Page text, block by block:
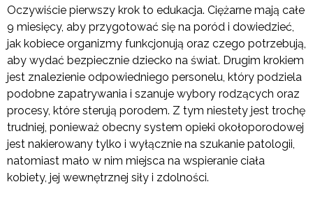
Oczywiście pierwszy krok to edukacja. Ciężarne mają całe
9 miesięcy, aby przygotować się na poród i dowiedzieć,
jak kobiece organizmy funkcjonują oraz czego potrzebują,
aby wydać bezpiecznie dziecko na świat. Drugim krokiem
jest znalezienie odpowiedniego personelu, który podziela
podobne zapatrywania i szanuje wybory rodzących oraz
procesy, które sterują porodem. Z tym niestety jest trochę
trudniej, ponieważ obecny system opieki okołoporodowej
jest nakierowany tylko i wyłącznie na szukanie patologii,
natomiast mało w nim miejsca na wspieranie ciała
kobiety, jej wewnętrznej siły i zdolności.